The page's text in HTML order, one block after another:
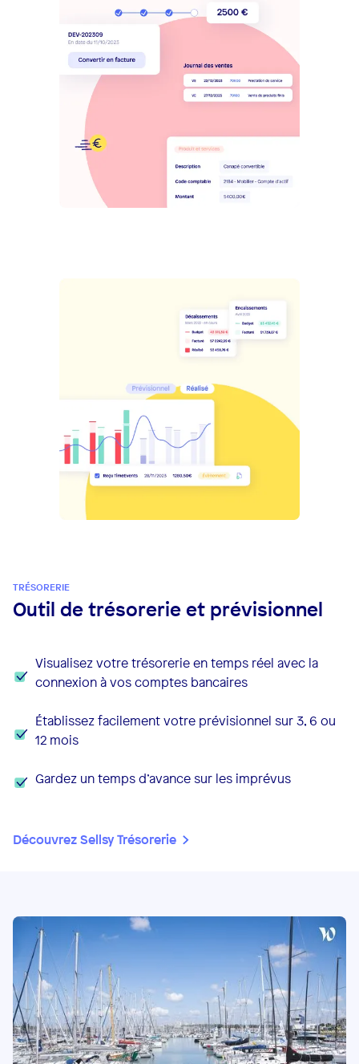
TRÉSORERIE
Outil de trésorerie et prévisionnel
Visualisez votre trésorerie en temps réel avec la
connexion à vos comptes bancaires
Établissez facilement votre prévisionnel sur 3, 6 ou
12 mois
Gardez un temps d’avance sur les imprévus
Découvrez Sellsy Trésorerie